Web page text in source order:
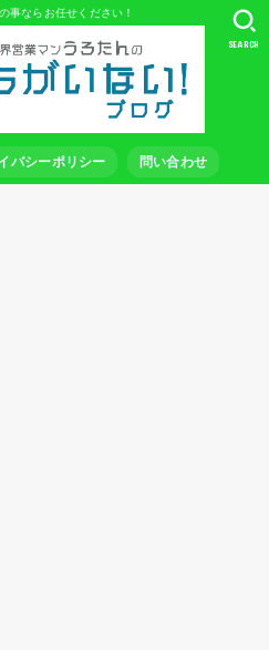
事ならお任せください！
バシーポリシー 問い合わせ
SEARCH